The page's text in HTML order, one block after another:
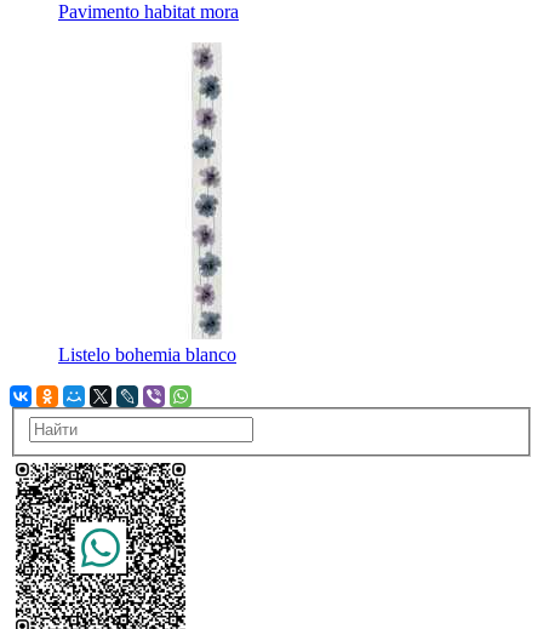
Pavimento habitat mora
Listelo bohemia blanco